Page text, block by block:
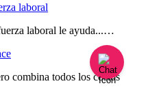
laboral
laboral le ayuda...…
combina todos los costos